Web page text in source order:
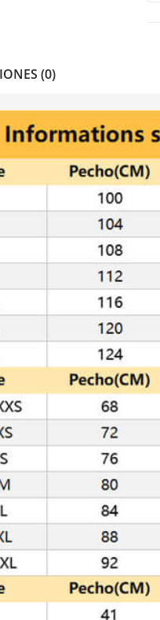
(0)